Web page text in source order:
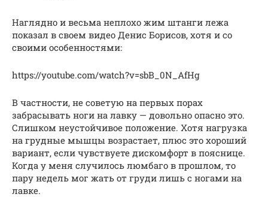
Наглядно и весьма неплохо жим штанги лежа
показал в своем видео Денис Борисов, хотя и со
своими особенностями:
https://youtube.com/watch?v=sbB_0N_AfHg
В частности, не советую на первых порах
забрасывать ноги на лавку — довольно опасно это.
Слишком неустойчивое положение. Хотя нагрузка
на грудные мышцы возрастает, плюс это хороший
вариант, если чувствуете дискомфорт в пояснице.
Когда у меня случилось люмбаго в прошлом, то
пару недель мог жать от груди лишь с ногами на
лавке.